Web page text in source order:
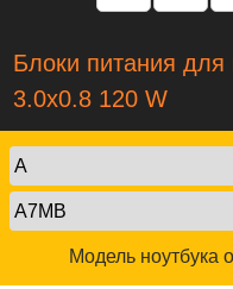
Блоки питания для
3.0x0.8 120 W
Модель ноутбука